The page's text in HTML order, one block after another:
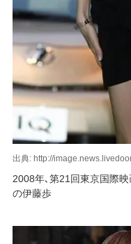
出典: http://
2008年､第21回東京国際
の伊藤歩